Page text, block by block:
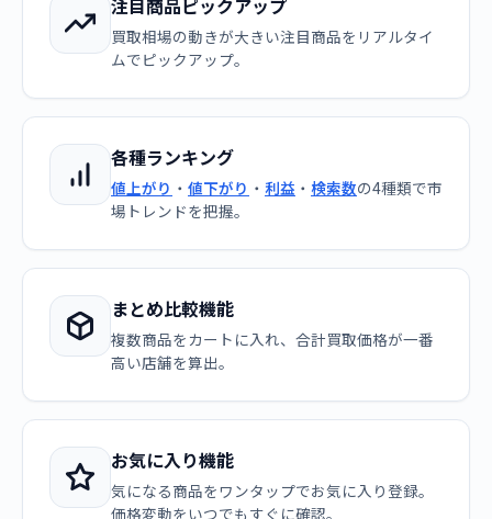
注目商品ピックアップ
買取相場の動きが大きい注目商品をリアルタイ
ムでピックアップ。
各種ランキング
値上がり ・ 値下がり ・ 利益 ・ 検索数の4種類で市
場トレンドを把握。
まとめ比較機能
複数商品をカートに入れ、合計買取価格が一番
高い店舗を算出。
お気に入り機能
気になる商品をワンタップでお気に入り登録。
価格変動をいつでもすぐに確認。